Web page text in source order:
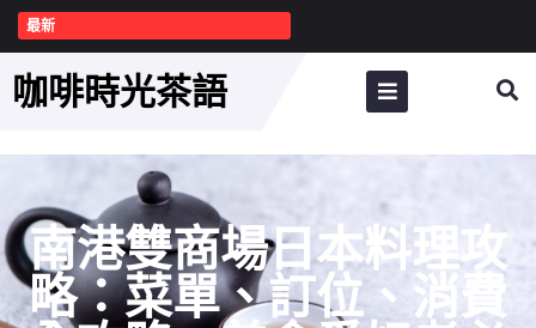
最新
咖啡時光茶語
南港雙商場日本料理攻
略：菜單、訂位、消費